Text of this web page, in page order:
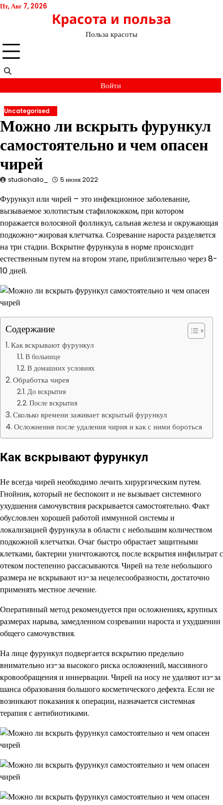
Перейти
Пт, Авг 7, 2026
Красота и польза
Польза красоты
Войти
Uncategorised
Можно ли вскрыть фурункул
самостоятельно и чем опасен
чирей
studiohallo_ 5 июня 2022
Фурункул или чирей – это инфекционное заболевание,
вызываемое золотистым стафилококком, при котором
поражается волосяной фолликул, сальная железа и окружающая
подкожно-жировая клетчатка. Созревание нароста разделяется
на три стадии. Вскрытие фурункула в норме происходит
естественным путем на втором этапе, приблизительно через 8-
10 дней.
Содержание
Как вскрывают фурункул
В больнице
В домашних условиях
Обработка чирея
До вскрытия
После вскрытия
Сколько времени заживает вскрытый фурункул
Осложнения после удаления чирия и как с ними бороться
Как вскрывают фурункул
Не всегда чирей необходимо лечить хирургическим путем.
Гнойник, который не беспокоит и не вызывает системного
ухудшения самочувствия раскрывается самостоятельно. Факт
обусловлен хорошей работой иммунной системы и
локализацией фурункула в области с небольшим количеством
подкожной клетчатки. Очаг быстро обрастает защитными
клетками, бактерии уничтожаются, после вскрытия инфильтрат с
отеком постепенно рассасываются. Чирей на теле небольшого
размера не вскрывают из-за нецелесообразности, достаточно
применять местное лечение.
Оперативный метод рекомендуется при осложнениях, крупных
размерах нарыва, замедленном созревании нароста и ухудшении
общего самочувствия.
На лице фурункул подвергается вскрытию предельно
внимательно из-за высокого риска осложнений, массивного
кровообращения и иннервации. Чирей на носу не удаляют из-за
шанса образования большого косметического дефекта. Если не
возникают показания к операции, назначается системная
терапия с антибиотиками.